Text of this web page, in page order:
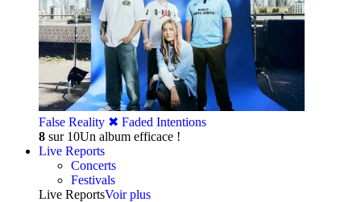
False Reality ✖︎ Faded Intentions
8 sur 10Un album efficace !
Live Reports
Concerts
Festivals
Live ReportsVoir plus